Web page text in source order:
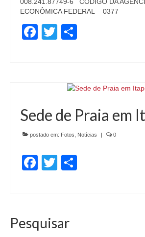
ECONÔMICA FEDERAL – 0377
Facebook
Twitter
Sede de Praia em
postado em: Fotos Notícias | 0
Facebook
Twitter
Pesquisar